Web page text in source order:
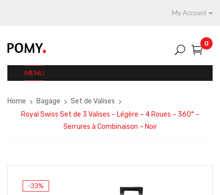
My Account
0
MENU
Home Bagage
Set de Valises
Royal Swiss Set de 3 Valises – Légère – 4 Roues – 360° –
Serrures à Combinaison – Noir
-33%